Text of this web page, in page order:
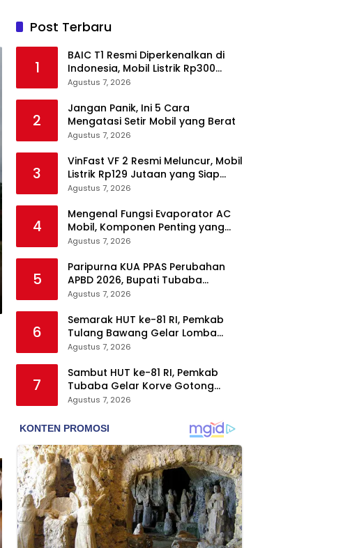
Post Terbaru
1
BAIC T1 Resmi Diperkenalkan di
Indonesia, Mobil Listrik Rp300
Jutaan Siap Ramaikan Pasar EV
Agustus 7, 2026
2
Jangan Panik, Ini 5 Cara
Mengatasi Setir Mobil yang Berat
Agustus 7, 2026
3
VinFast VF 2 Resmi Meluncur, Mobil
Listrik Rp129 Jutaan yang Siap
Jadi Alternatif Pengganti Motor
Agustus 7, 2026
4
Mengenal Fungsi Evaporator AC
Mobil, Komponen Penting yang
Sering Terlupakan
Agustus 7, 2026
5
Paripurna KUA PPAS Perubahan
APBD 2026, Bupati Tubaba
Targetkan Pendapatan Daerah
Agustus 7, 2026
6
Semarak HUT ke-81 RI, Pemkab
Tulang Bawang Gelar Lomba
Senam Udang Manis
Agustus 7, 2026
7
Sambut HUT ke-81 RI, Pemkab
Tubaba Gelar Korve Gotong
Royong dan Bersih-Bersih
Agustus 7, 2026